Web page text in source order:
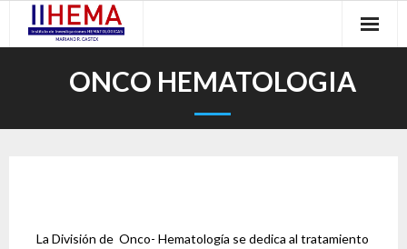
ONCO HEMATOLOGIA
La División de Onco- Hematología se dedica al tratamiento